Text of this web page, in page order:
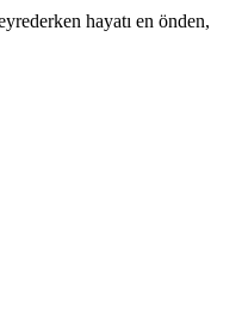
hayatı en önden,